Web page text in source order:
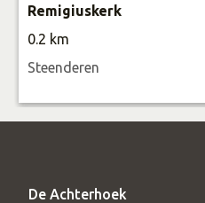
Remigiuskerk
0.2 km
Steenderen
De Achterhoek